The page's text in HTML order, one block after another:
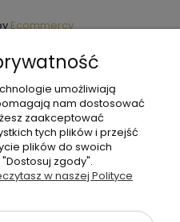
Ecommercy
strony
umożliwiają
nam dostosować
zaakceptować
tych plików i przejść
plików do swoich
zgody".
w naszej Polityce